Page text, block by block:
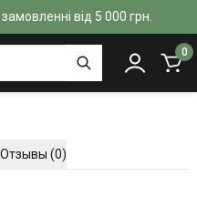
від 5 000 грн.
0
Отзывы (0)